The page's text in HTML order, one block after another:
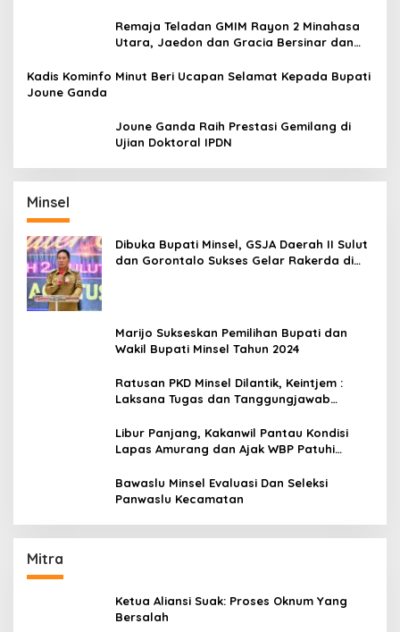
Remaja Teladan GMIM Rayon 2 Minahasa
Utara, Jaedon dan Gracia Bersinar dan
Kadis Kominfo Minut Beri Ucapan Selamat Kepada Bupati
Joune Ganda
Joune Ganda Raih Prestasi Gemilang di
Ujian Doktoral IPDN
Minsel
Dibuka Bupati Minsel, GSJA Daerah II Sulut
dan Gorontalo Sukses Gelar Rakerda di
Marijo Sukseskan Pemilihan Bupati dan
Wakil Bupati Minsel Tahun 2024
Ratusan PKD Minsel Dilantik, Keintjem :
Laksana Tugas dan Tanggungjawab
Libur Panjang, Kakanwil Pantau Kondisi
Lapas Amurang dan Ajak WBP Patuhi
Bawaslu Minsel Evaluasi Dan Seleksi
Panwaslu Kecamatan
Mitra
Ketua Aliansi Suak: Proses Oknum Yang
Bersalah